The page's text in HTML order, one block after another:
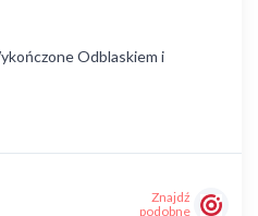
Odblaskiem i
Znajdź
podobne